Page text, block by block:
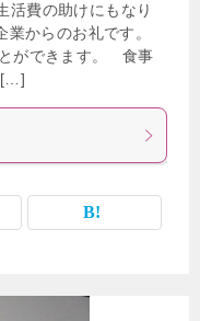
活費の助けにもなり
からのお礼です。
ができます。 食事
[…]